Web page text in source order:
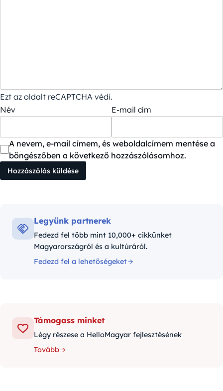
Ezt az oldalt reCAPTCHA védi.
Név
E-mail cím
A nevem, e-mail címem, és weboldalcímem mentése a
böngészőben a következő hozzászólásomhoz.
Legyünk partnerek
Fedezd fel több mint 10,000+ cikkünket
Magyarországról és a kultúráról.
Fedezd fel a lehetőségeket
Támogass minket
Légy részese a HelloMagyar fejlesztésének
Tovább